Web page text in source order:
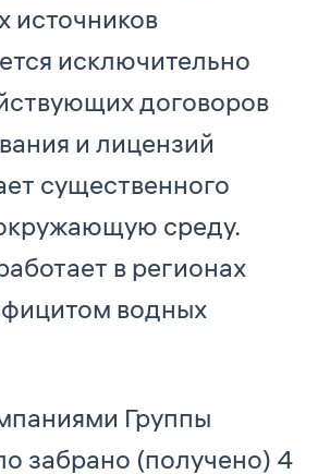
источников
исключительно
договоров
и лицензий
существенного
среду.
в регионах
водных
Группы
забрано (получено) 4